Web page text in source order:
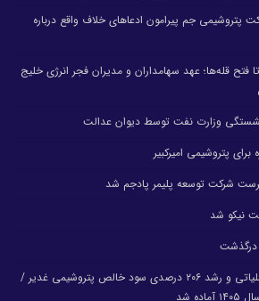
پتروشیمی جم پیرامون ادعاهای خلاف واقع درباره
فتح قله‌ها؛ عهد سهامداران و مدیران فجر انرژی خلیج
وزارت نفت توسط دیوان عدالت
پتروشیمی امیرکبیر
شرکت توسعه پلیمر پادجم شد
نیکو شد
رشد ۲۴ درصدی درآمد عملیاتی و رشد ۲۰۶ درصدی سود خالص پتروشیمی غدیر /
شد